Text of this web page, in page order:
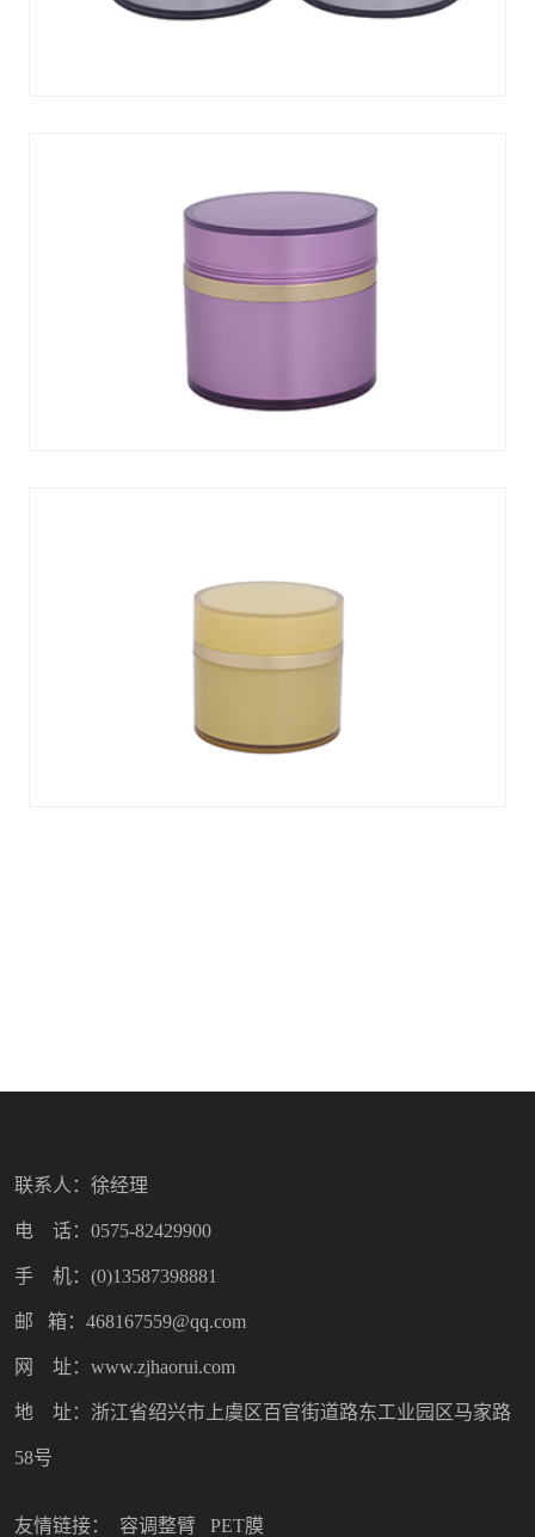
联系人：徐经理
电 话：0575-82429900
手 机：(0)13587398881
邮 箱：468167559@qq.com
网 址：www.zjhaorui.com
地 址：浙江省绍兴市上虞区百官街道路东工业园区马家路
58号
友情链接： 容调整臂 PET膜